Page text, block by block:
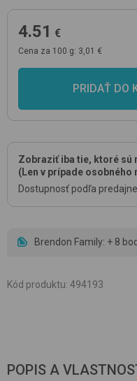
4.51 €
Cena za 100 g: 3,01 €
PRIDAŤ DO
Zobraziť iba tie, ktoré sú
(Len v prípade osobného
Dostupnosť podľa predajne
Brendon Family: + 8
Kód produktu: 494193
POPIS A